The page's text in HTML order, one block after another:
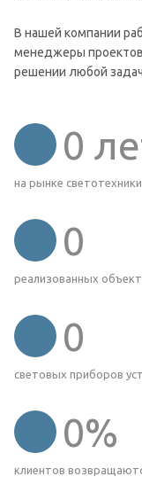
В нашей компании
менеджеры
решении любой
0
на рынке светотехники
0
реализованных
0
световых приборов
0%
клиентов